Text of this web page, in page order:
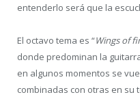
entenderlo será que la
El octavo tema es “Wings of
donde predominan la
en algunos momentos se
combinadas con otras en su